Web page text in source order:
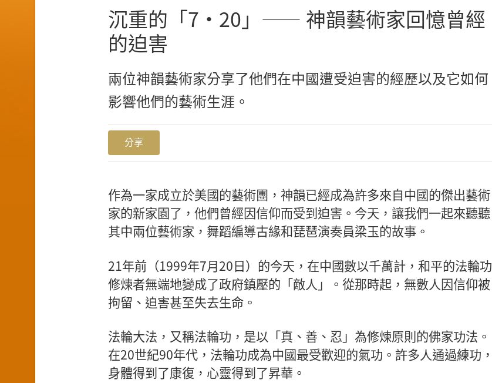
沉重的「7·20」—— 神韻藝術家回憶曾經
的迫害
兩位神韻藝術家分享了他們在中國遭受迫害的經歷以及它如何
影響他們的藝術生涯。
分享
作為一家成立於美國的藝術團，神韻已經成為許多來自中國的傑出藝術
家的新家園了，他們曾經因信仰而受到迫害。今天，讓我們一起來聽聽
其中兩位藝術家，舞蹈編導古緣和琵琶演奏員梁玉的故事。
21年前（1999年7月20日）的今天，在中國數以千萬計，和平的法輪功
修煉者無端地變成了政府鎮壓的「敵人」。從那時起，無數人因信仰被
拘留、迫害甚至失去生命。
法輪大法，又稱法輪功，是以「真、善、忍」為修煉原則的佛家功法。
在20世紀90年代，法輪功成為中國最受歡迎的氣功。許多人通過練功，
身體得到了康復，心靈得到了昇華。